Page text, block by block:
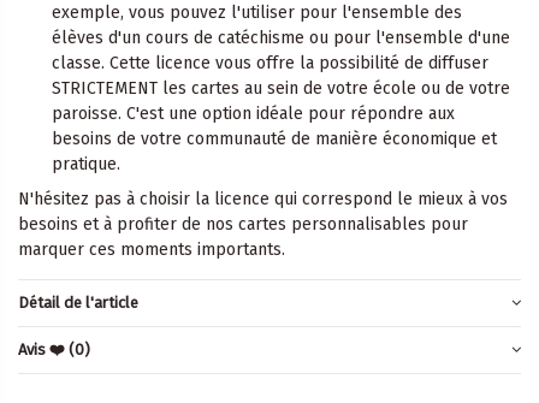
exemple, vous pouvez l'utiliser pour l'ensemble des
élèves d'un cours de catéchisme ou pour l'ensemble d'une
classe. Cette licence vous offre la possibilité de diffuser
STRICTEMENT les cartes au sein de votre école ou de votre
paroisse. C'est une option idéale pour répondre aux
besoins de votre communauté de manière économique et
pratique.
N'hésitez pas à choisir la licence qui correspond le mieux à vos
besoins et à profiter de nos cartes personnalisables pour
marquer ces moments importants.
Détail de l'article
Avis ❤️ (0)